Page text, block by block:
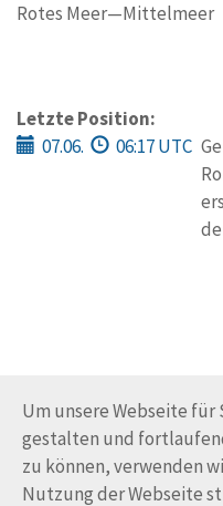
Um unsere Webseite für
gestalten und
zu können, verwenden
Nutzung der Webseite
Rotes Meer—Mittelmeer
Letzte Position:
07.06.
06:17 UTC
© Trans-Ocean e.V.